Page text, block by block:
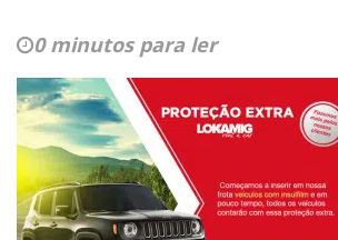
0 minutos para ler